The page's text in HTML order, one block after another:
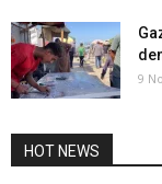
9
HOT NEWS